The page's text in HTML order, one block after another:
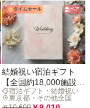
タイムセール ペア
結婚祝い宿泊ギフト
【全国約18,000施設か
ら選べる】
宿泊ギフト・結婚祝い
東京都・その他全国